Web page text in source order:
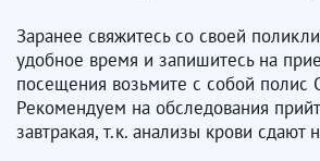
Заранее свяжитесь со своей
удобное время и запишитесь на
посещения возьмите с собой полис
Рекомендуем на обследования
завтракая, т.к. анализы крови сдают